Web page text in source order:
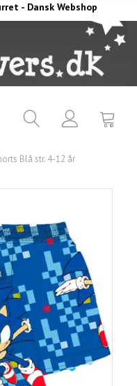
- Dansk Webshop
Blå str. 4-12 år